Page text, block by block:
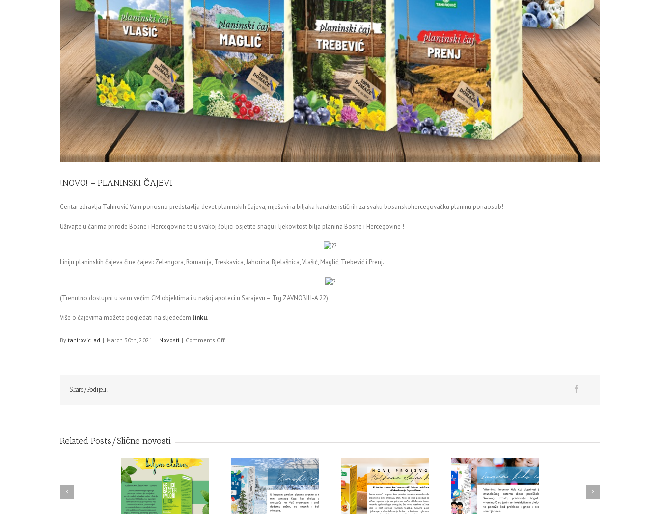
!NOVO! – PLANINSKI ČAJEVI
Centar zdravlja Tahirović Vam ponosno predstavlja devet planinskih čajeva, mješavina biljaka karakterističnih za svaku bosanskohercegovačku planinu ponaosob!
Uživajte u čarima prirode Bosne i Hercegovine te u svakoj šoljici osjetite snagu i ljekovitost bilja planina Bosne i Hercegovine !
Liniju planinskih čajeva čine čajevi: Zelengora, Romanija, Treskavica, Jahorina, Bjelašnica, Vlašić, Maglić, Trebević i Prenj.
(Trenutno dostupni u svim većim CM objektima i u našoj apoteci u Sarajevu – Trg ZAVNOBIH-A 22)
Više o čajevima možete pogledati na sljedećem linku.
By tahirovic_ad | March 30th, 2021 | Novosti | Comments Offon
!NOVO!
Share/Podijeli!
Related Posts/Slične novosti
BILJNI ELIKSIR –
NOVO – Zimski čaj
NOVI PROIZVOD – Kurkuma
zlatne kapi
NOVO – Immuno kids čaj
NOVI PROIZVOD – ĐUMBIR